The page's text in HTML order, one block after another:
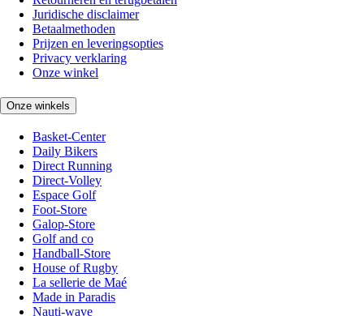
Juridische disclaimer
Betaalmethoden
Prijzen en leveringsopties
Privacy verklaring
Onze winkel
Onze winkels
Basket-Center
Daily Bikers
Direct Running
Direct-Volley
Espace Golf
Foot-Store
Galop-Store
Golf and co
Handball-Store
House of Rugby
La sellerie de Maé
Made in Paradis
Nauti-wave